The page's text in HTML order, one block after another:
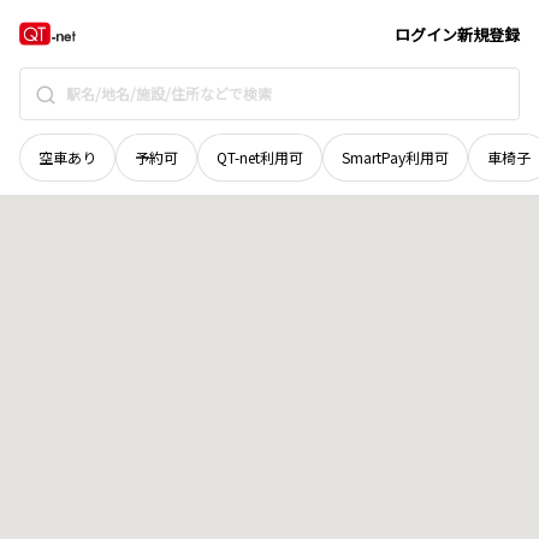
ログイン新規登録
空車あり 予約可 QT-net利用可 SmartPay利用可 車椅子
群馬県